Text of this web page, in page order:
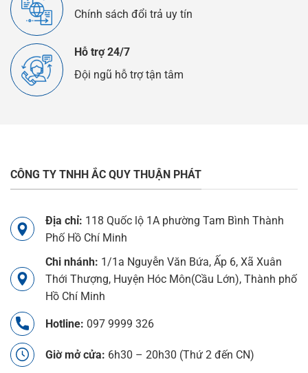
Chính sách đổi trả uy tín
Hỗ trợ 24/7
Đội ngũ hỗ trợ tận tâm
CÔNG TY TNHH ẮC QUY THUẬN PHÁT
Địa chỉ: 118 Quốc lộ 1A phường Tam Bình Thành
Phố Hồ Chí Minh
Chi nhánh: 1/1a Nguyễn Văn Bứa, Ấp 6, Xã Xuân
Thới Thượng, Huyện Hóc Môn(Cầu Lớn), Thành phố
Hồ Chí Minh
Hotline: 097 9999 326
Giờ mở cửa: 6h30 – 20h30 (Thứ 2 đến CN)